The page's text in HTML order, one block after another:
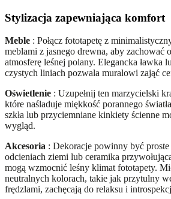
Stylizacja zapewniająca komfort
Meble : Połącz fototapetę z
meblami z jasnego drewna, aby zachować
atmosferę leśnej polany. Elegancka ławka
czystych liniach pozwala muralowi zająć
Oświetlenie : Uzupełnij ten marzycielski
które naśladuje miękkość porannego
szkła lub przyciemniane kinkiety ścienne
wygląd.
Akcesoria : Dekoracje powinny być
odcieniach ziemi lub ceramika
mogą wzmocnić leśny klimat fototapety.
neutralnych kolorach, takie jak przytulny
frędzlami, zachęcają do relaksu i